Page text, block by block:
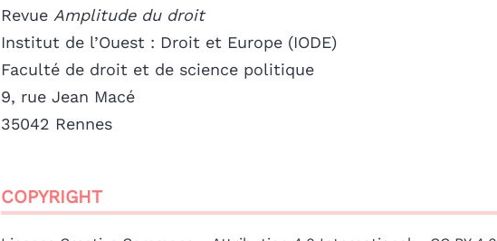
Revue Amplitude du droit
Institut de l’Ouest : Droit et Europe (IODE)
Faculté de droit et de science politique
9, rue Jean Macé
35042 Rennes
COPYRIGHT